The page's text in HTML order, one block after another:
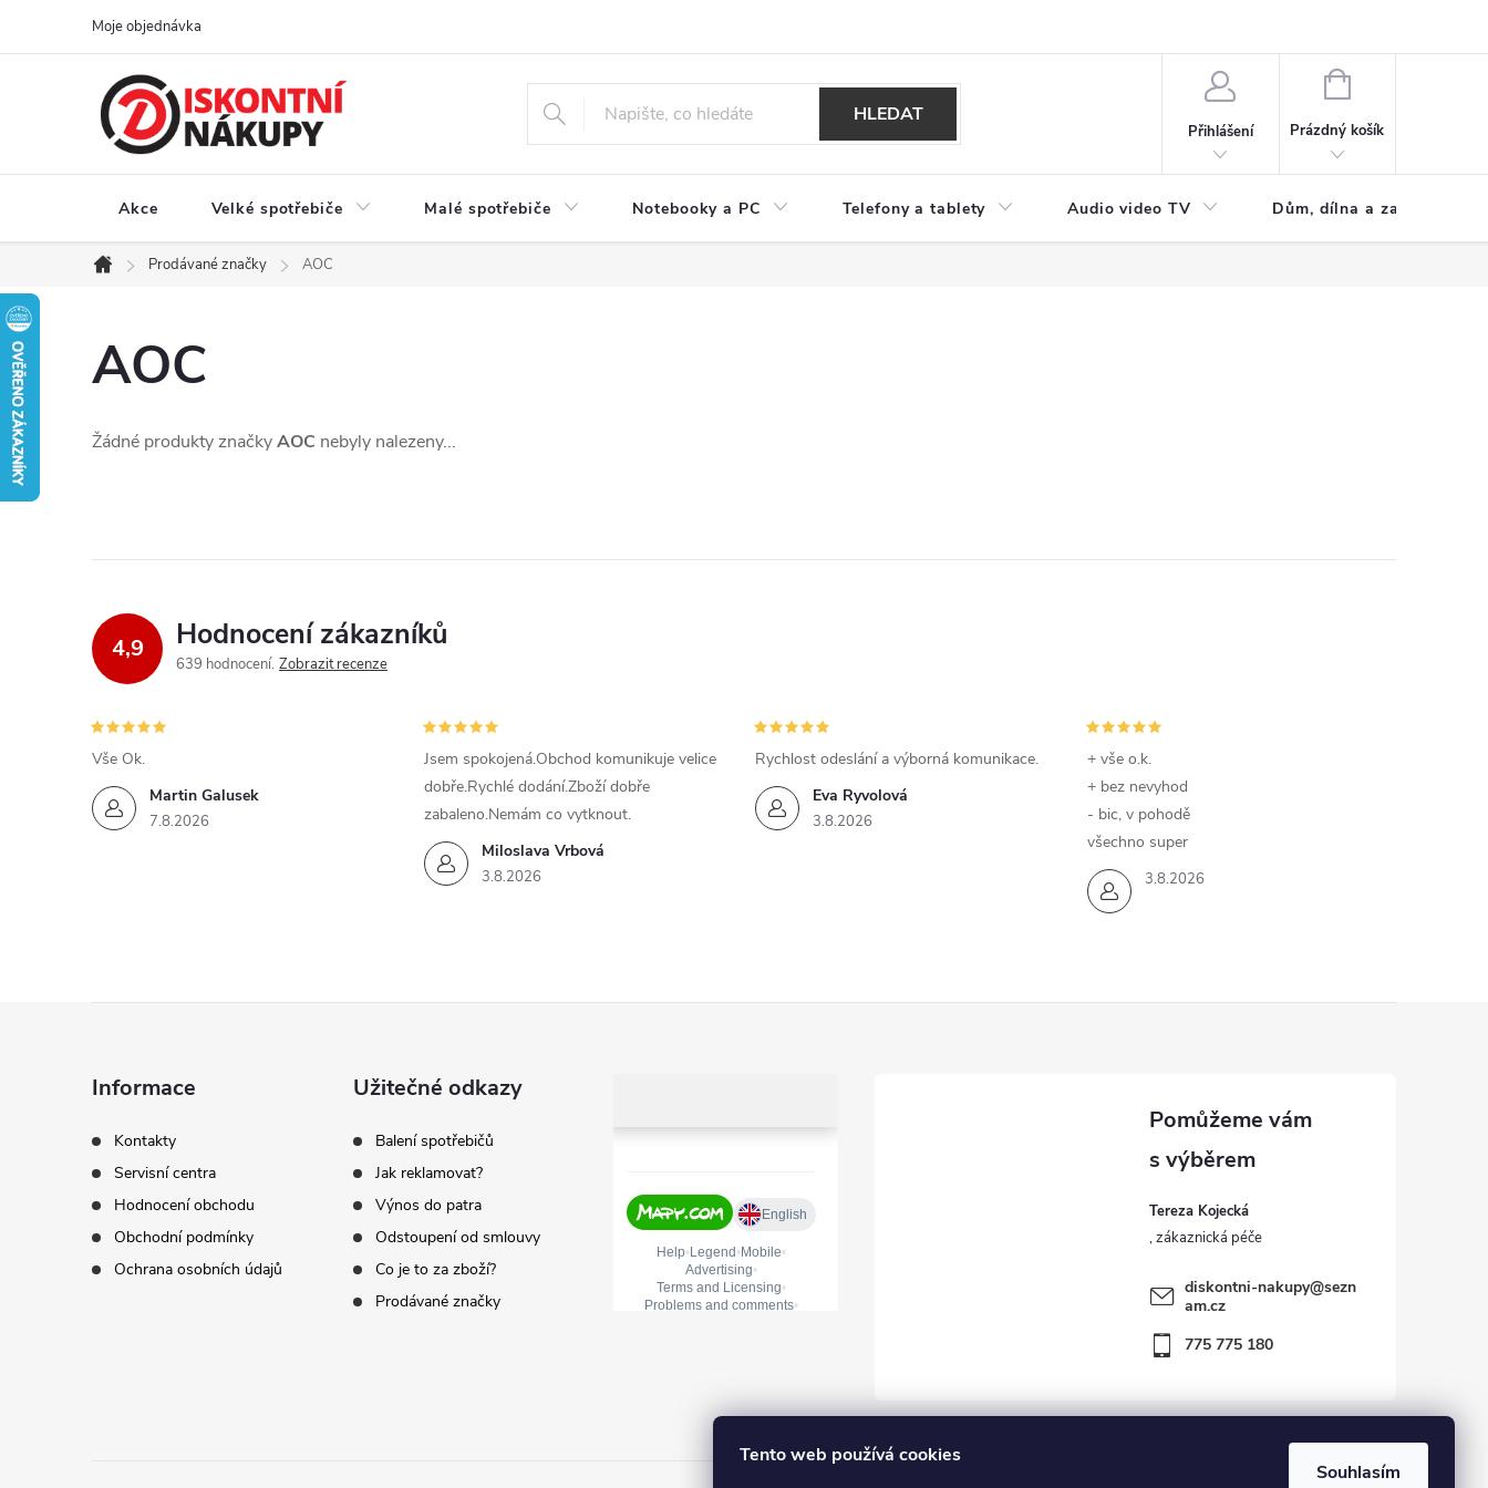
Tento web používá cookies
Souhlasím
Moje objednávka
HLEDAT
Přihlášení
NÁKUPNÍ
Prázdný košík
Akce Velké spotřebiče Malé spotřebiče Notebooky a PC Telefony a tablety Audio video TV Dům, dílna a zahrada
Domů
Prodávané značky AOC
AOC
Žádné produkty značkyAOC nebyly nalezeny...
4,9 Hodnocení zákazníků
639 hodnocení Zobrazit recenze
Martin Galusek
7.8.2026
Vše Ok.
Miloslava Vrbová
3.8.2026
Jsem spokojená.Obchod komunikuje velice
dobře.Rychlé dodání.Zboží dobře
zabaleno.Nemám co vytknout.
Eva Ryvolová
3.8.2026
Rychlost odeslání a výborná komunikace.
3.8.2026
+ vše o.k.
+ bez nevyhod
- bic, v pohodě
všechno super
Informace
Kontakty
Servisní centra
Hodnocení obchodu
Obchodní podmínky
Ochrana osobních údajů
Užitečné odkazy
Balení spotřebičů
Jak reklamovat?
Výnos do patra
Odstoupení od smlouvy
Co je to za zboží?
Prodávané značky
Tereza Kojecká
diskontni-nakupy@sezn
am.cz
775 775 180